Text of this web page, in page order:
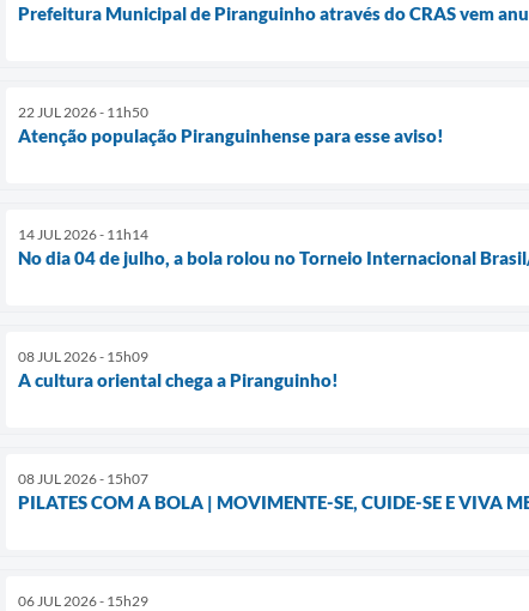
Prefeitura Municipal de Piranguinho através do CRAS vem
22 JUL 2026 - 11h50
Atenção população Piranguinhense para esse aviso!
14 JUL 2026 - 11h14
No dia 04 de julho, a bola rolou no Torneio Internacional
08 JUL 2026 - 15h09
A cultura oriental chega a Piranguinho!
08 JUL 2026 - 15h07
PILATES COM A BOLA | MOVIMENTE-SE, CUIDE-SE E VIVA
06 JUL 2026 - 15h29